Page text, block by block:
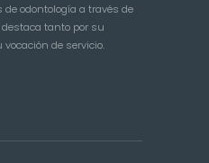
odontología a través de
tanto por su
de servicio.